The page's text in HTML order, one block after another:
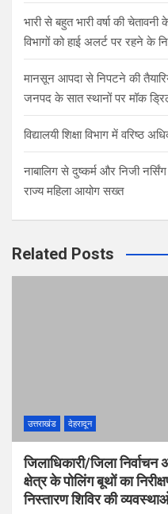
भारी से बहुत भारी वर्षा की
विभागों को हाई अलर्ट पर रहने के
मानसून आपदा से निपटने की
जनपद के सात स्थानों पर मॉक
विद्यालयी शिक्षा विभाग में वरिष्ठ
नाबालिग से दुष्कर्म और निजी
राज्य महिला आयोग सख्त
Related Posts
उत्तराखंड देहरादून
जिलाधिकारी/जिला
क्षेत्र के पोलिंग बूथों का
निस्तारण शिविर की